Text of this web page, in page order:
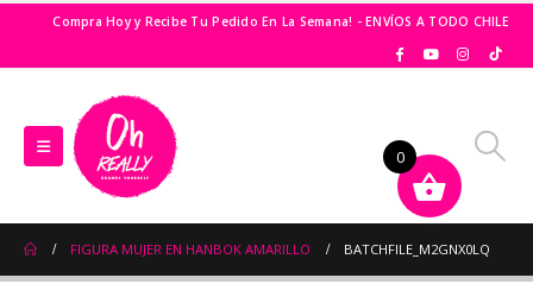
Compra Hoy y Recibe Tu Pedido En La Semana! - ENVÍOS A TODO CHILE
FIGURA MUJER EN HANBOK AMARILLO BATCHFILE_M2GNX0LQ
0